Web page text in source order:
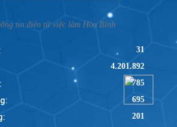
tin điện tử việc làm Hòa Bình
31
4.201.892
785
695
201